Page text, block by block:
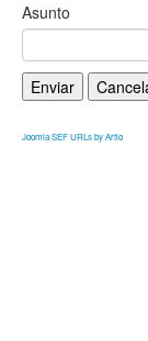
Asunto
Enviar
Joomla SEF URLs by Artio